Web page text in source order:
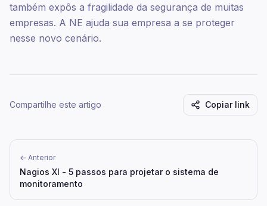
também expôs a fragilidade da segurança de muitas
empresas. A NE ajuda sua empresa a se proteger
nesse novo cenário.
Compartilhe este artigo Copiar link
← Anterior
Nagios XI - 5 passos para projetar o sistema de
monitoramento